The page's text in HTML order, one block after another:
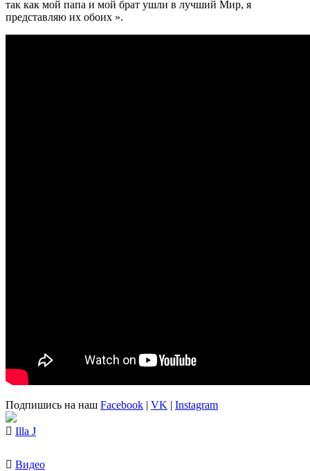
так как мой папа и мой брат ушли в лучший Мир, я
представляю их обоих ».
Подпишись на наш Facebook | VK | Instagram
Illa J
Видео